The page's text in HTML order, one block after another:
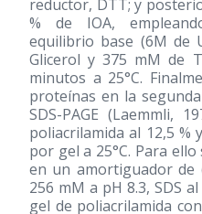
reductor, DTT; y
% de IOA,
equilibrio base (6M de
Glicerol y 375 mM de
minutos a 25°C.
proteínas en la
SDS-PAGE (Laemmli,
poliacrilamida al 12,5 %
por gel a 25°C. Para
en un amortiguador de
256 mM a pH 8.3, SDS
gel de poliacrilamida